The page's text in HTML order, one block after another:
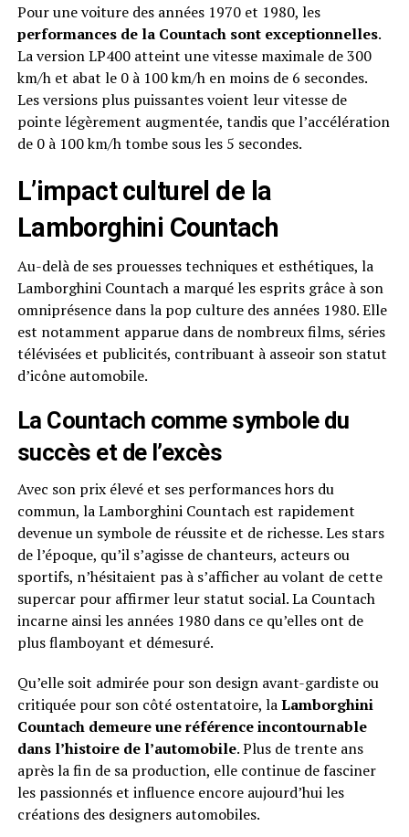
Pour une voiture des années 1970 et 1980, les
performances de la Countach sont exceptionnelles.
La version LP400 atteint une vitesse maximale de 300
km/h et abat le 0 à 100 km/h en moins de 6 secondes.
Les versions plus puissantes voient leur vitesse de
pointe légèrement augmentée, tandis que l’accélération
de 0 à 100 km/h tombe sous les 5 secondes.
L’impact culturel de la
Lamborghini Countach
Au-delà de ses prouesses techniques et esthétiques, la
Lamborghini Countach a marqué les esprits grâce à son
omniprésence dans la pop culture des années 1980. Elle
est notamment apparue dans de nombreux films, séries
télévisées et publicités, contribuant à asseoir son statut
d’icône automobile.
La Countach comme symbole du
succès et de l’excès
Avec son prix élevé et ses performances hors du
commun, la Lamborghini Countach est rapidement
devenue un symbole de réussite et de richesse. Les stars
de l’époque, qu’il s’agisse de chanteurs, acteurs ou
sportifs, n’hésitaient pas à s’afficher au volant de cette
supercar pour affirmer leur statut social. La Countach
incarne ainsi les années 1980 dans ce qu’elles ont de
plus flamboyant et démesuré.
Qu’elle soit admirée pour son design avant-gardiste ou
critiquée pour son côté ostentatoire, laLamborghini
Countach demeure une référence incontournable
dans l’histoire de l’automobile. Plus de trente ans
après la fin de sa production, elle continue de fasciner
les passionnés et influence encore aujourd’hui les
créations des designers automobiles.